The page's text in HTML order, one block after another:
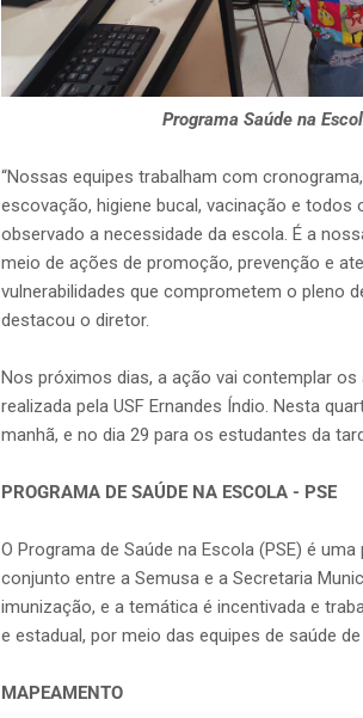
Programa Saúde na
“Nossas equipes trabalham com
escovação, higiene bucal, vacinação e
observado a necessidade da escola. É a
meio de ações de promoção, prevenção e
vulnerabilidades que comprometem o pleno
destacou o diretor.
Nos próximos dias, a ação vai contemplar
realizada pela USF Ernandes Índio. Nesta
manhã, e no dia 29 para os estudantes da
PROGRAMA DE SAÚDE NA ESCOLA - PSE
O Programa de Saúde na Escola (PSE) é
conjunto entre a Semusa e a Secretaria
imunização, e a temática é incentivada e
e estadual, por meio das equipes de saúde
MAPEAMENTO